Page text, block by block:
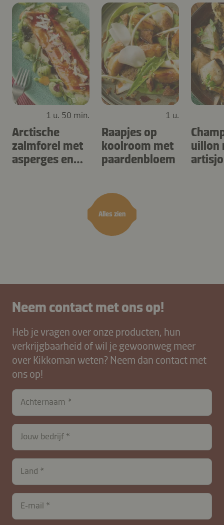
Alles zien
1 u. 50 min.
Arctische
zalmforel met
asperges en
1 u.
Raapjes op
koolroom met
paardenbloem
uillon
Neem contact met ons op!
Heb je vragen over onze producten, hun
verkrijgbaarheid of wil je gewoonweg meer
over Kikkoman weten? Neem dan contact met
ons op!
Achternaam
Jouw bedrijf
Land
E‑mail